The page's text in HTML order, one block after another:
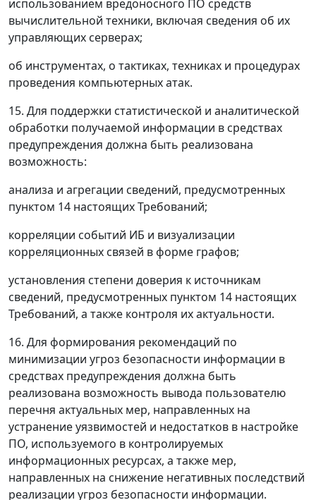
использованием вредоносного ПО средств
вычислительной техники, включая сведения об их
управляющих серверах;
об инструментах, о тактиках, техниках и процедурах
проведения компьютерных атак.
15. Для поддержки статистической и аналитической
обработки получаемой информации в средствах
предупреждения должна быть реализована
возможность:
анализа и агрегации сведений, предусмотренных
пунктом 14 настоящих Требований;
корреляции событий ИБ и визуализации
корреляционных связей в форме графов;
установления степени доверия к источникам
сведений, предусмотренных пунктом 14 настоящих
Требований, а также контроля их актуальности.
16. Для формирования рекомендаций по
минимизации угроз безопасности информации в
средствах предупреждения должна быть
реализована возможность вывода пользователю
перечня актуальных мер, направленных на
устранение уязвимостей и недостатков в настройке
ПО, используемого в контролируемых
информационных ресурсах, а также мер,
направленных на снижение негативных последствий
реализации угроз безопасности информации.